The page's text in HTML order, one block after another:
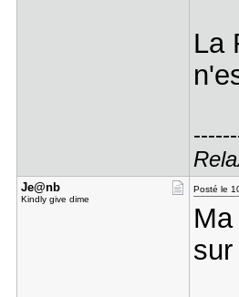
La
Je@nb
Kindly give dime
Posté le